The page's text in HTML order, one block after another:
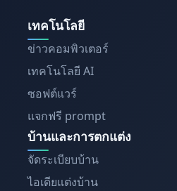
เทคโนโลยี
ข่าวคอมพิวเตอร์
เทคโนโลยี AI
ซอฟต์แวร์
แจกฟรี prompt
บ้านและการตกแต่ง
จัดระเบียบบ้าน
ไอเดียแต่งบ้าน